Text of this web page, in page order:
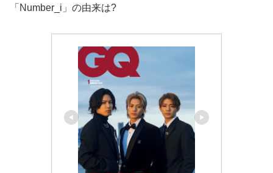
「Number_i」の由来は?